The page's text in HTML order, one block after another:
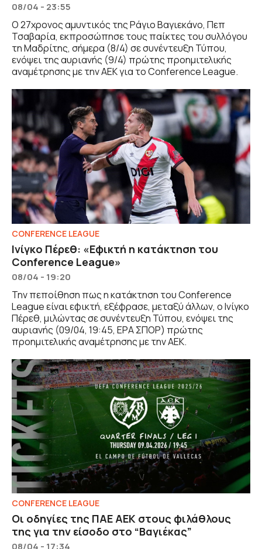
08/04 - 23:55
Ο 27χρονος αμυντικός της Ράγιο Βαγιεκάνο, Πεπ
Τσαβαρία, εκπροσώπησε τους παίκτες του συλλόγου
τη Μαδρίτης, σήμερα (8/4) σε συνέντευξη Τύπου,
ενόψει της αυριανής (9/4) πρώτης προημιτελικής
αναμέτρησης με την ΑΕΚ για το Conference League.
CONFERENCE LEAGUE
Ινίγκο Πέρεθ: «Εφικτή η κατάκτηση του
Conference League»
08/04 - 19:20
Την πεποίθηση πως η κατάκτηση του Conference
League είναι εφικτή, εξέφρασε, μεταξύ άλλων, ο Ινίγκο
Πέρεθ, μιλώντας σε συνέντευξη Τύπου, ενόψει της
αυριανής (09/04, 19:45, ΕΡΑ ΣΠΟΡ) πρώτης
προημιτελικής αναμέτρησης με την ΑΕΚ.
CONFERENCE LEAGUE
Οι οδηγίες της ΠΑΕ ΑΕΚ στους φιλάθλους
της για την είσοδο στο “Βαγιέκας”
08/04 - 17:34